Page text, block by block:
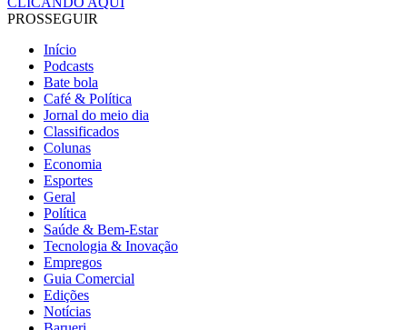
PROSSEGUIR
Início
Podcasts
Bate bola
Café & Política
Jornal do meio dia
Classificados
Colunas
Economia
Esportes
Geral
Política
Saúde & Bem-Estar
Tecnologia & Inovação
Empregos
Guia Comercial
Edições
Notícias